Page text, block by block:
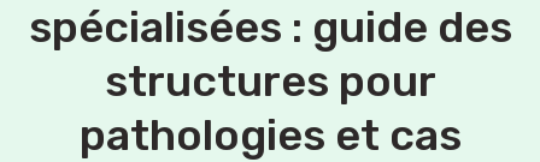
spécialisées : guide des
structures pour
pathologies et cas